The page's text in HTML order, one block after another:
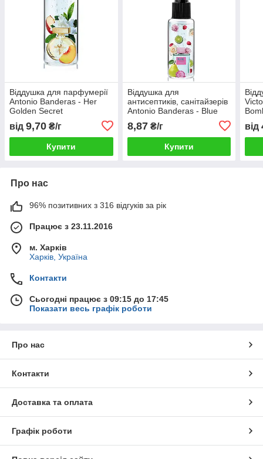
Віддушка для парфумерії
Antonio Banderas - Her
Golden Secret
від 9,70 ₴/г
Купити
Віддушка для
антисептиків, санітайзерів
Antonio Banderas - Blue
8,87₴/г
Купити
від
Про нас
96% позитивних з 316 відгуків за рік
Працює з 23.11.2016
м. Харків
Харків, Україна
Контакти
Сьогодні працює з 09:15 до 17:45
Показати весь графік роботи
Про нас
Контакти
Доставка та оплата
Графік роботи